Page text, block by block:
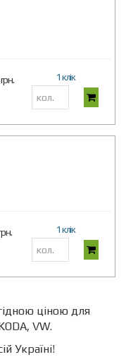
1 клік
1 клік
ціною для
VW.
Україні!